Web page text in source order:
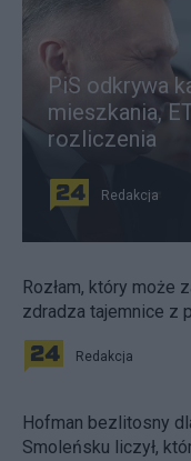
PiS odkrywa
mieszkania,
rozliczenia
Redakcja
Rozłam, który może
zdradza tajemnice z
Redakcja
Hofman bezlitosny
Smoleńsku liczył,